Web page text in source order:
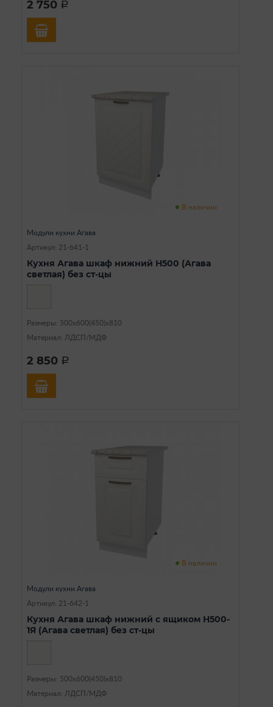
2 750 a
В наличии
Модули кухни Агава
Артикул: 21-641-1
Кухня Агава шкаф нижний Н500 (Агава
светлая) без ст-цы
Размеры: 500х600(450)х810
Материал: ЛДСП/МДФ
2 850 a
В наличии
Модули кухни Агава
Артикул: 21-642-1
Кухня Агава шкаф нижний с ящиком Н500-
1Я (Агава светлая) без ст-цы
Размеры: 500х600(450)х810
Материал: ЛДСП/МДФ